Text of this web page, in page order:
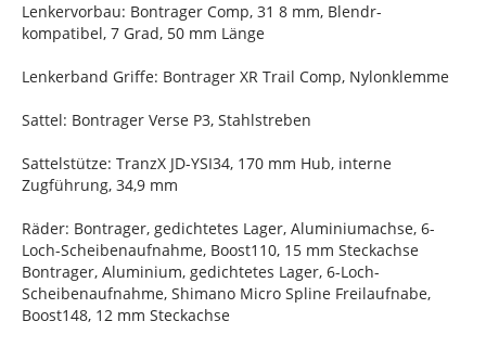
Lenkervorbau: Bontrager Comp, 31 8 mm, Blendr-
kompatibel, 7 Grad, 50 mm Länge
Lenkerband Griffe: Bontrager XR Trail Comp, Nylonklemme
Sattel: Bontrager Verse P3, Stahlstreben
Sattelstütze: TranzX JD-YSI34, 170 mm Hub, interne
Zugführung, 34,9 mm
Räder: Bontrager, gedichtetes Lager, Aluminiumachse, 6-
Loch-Scheibenaufnahme, Boost110, 15 mm Steckachse
Bontrager, Aluminium, gedichtetes Lager, 6-Loch-
Scheibenaufnahme, Shimano Micro Spline Freilaufnabe,
Boost148, 12 mm Steckachse